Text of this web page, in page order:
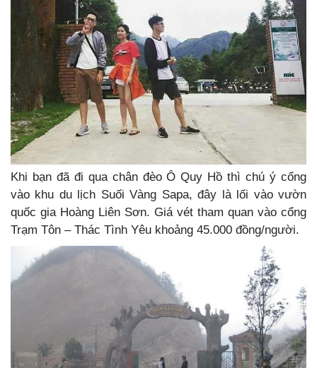
Khi bạn đã đi qua chân đèo Ô Quy Hồ thì chú ý cổng
vào khu du lịch Suối Vàng Sapa, đây là lối vào vườn
quốc gia Hoàng Liên Sơn. Giá vét tham quan vào cổng
Trạm Tôn – Thác Tình Yêu khoảng 45.000 đồng/người.